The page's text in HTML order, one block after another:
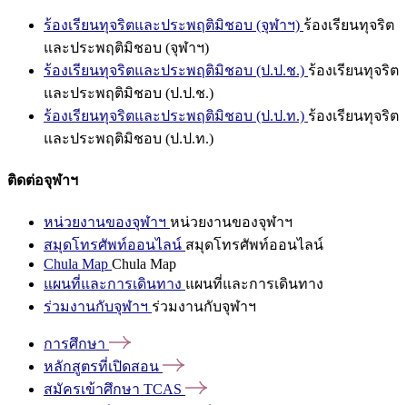
ร้องเรียนทุจริตและประพฤติมิชอบ (จุฬาฯ) ร้องเรียนทุจริต
และประพฤติมิชอบ (จุฬาฯ)
ร้องเรียนทุจริตและประพฤติมิชอบ (ป.ป.ช.) ร้องเรียนทุจริต
และประพฤติมิชอบ (ป.ป.ช.)
ร้องเรียนทุจริตและประพฤติมิชอบ (ป.ป.ท.) ร้องเรียนทุจริต
และประพฤติมิชอบ (ป.ป.ท.)
ติดต่อจุฬาฯ
หน่วยงานของจุฬาฯ หน่วยงานของจุฬาฯ
สมุดโทรศัพท์ออนไลน์ สมุดโทรศัพท์ออนไลน์
Chula Map Chula Map
แผนที่และการเดินทาง แผนที่และการเดินทาง
ร่วมงานกับจุฬาฯ ร่วมงานกับจุฬาฯ
การศึกษา
หลักสูตรที่เปิดสอน
สมัครเข้าศึกษา TCAS